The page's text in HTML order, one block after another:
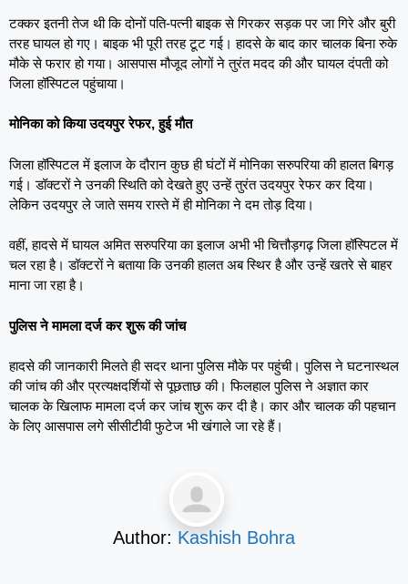
टक्कर इतनी तेज थी कि दोनों पति-पत्नी बाइक से गिरकर सड़क पर जा गिरे और बुरी
तरह घायल हो गए। बाइक भी पूरी तरह टूट गई। हादसे के बाद कार चालक बिना रुके
मौके से फरार हो गया। आसपास मौजूद लोगों ने तुरंत मदद की और घायल दंपती को
जिला हॉस्पिटल पहुंचाया।
मोनिका को किया उदयपुर रेफर, हुई मौत
जिला हॉस्पिटल में इलाज के दौरान कुछ ही घंटों में मोनिका सरुपरिया की हालत बिगड़
गई। डॉक्टरों ने उनकी स्थिति को देखते हुए उन्हें तुरंत उदयपुर रेफर कर दिया।
लेकिन उदयपुर ले जाते समय रास्ते में ही मोनिका ने दम तोड़ दिया।
वहीं, हादसे में घायल अमित सरुपरिया का इलाज अभी भी चित्तौड़गढ़ जिला हॉस्पिटल में
चल रहा है। डॉक्टरों ने बताया कि उनकी हालत अब स्थिर है और उन्हें खतरे से बाहर
माना जा रहा है।
पुलिस ने मामला दर्ज कर शुरू की जांच
हादसे की जानकारी मिलते ही सदर थाना पुलिस मौके पर पहुंची। पुलिस ने घटनास्थल
की जांच की और प्रत्यक्षदर्शियों से पूछताछ की। फिलहाल पुलिस ने अज्ञात कार
चालक के खिलाफ मामला दर्ज कर जांच शुरू कर दी है। कार और चालक की पहचान
के लिए आसपास लगे सीसीटीवी फुटेज भी खंगाले जा रहे हैं।
Author: Kashish Bohra